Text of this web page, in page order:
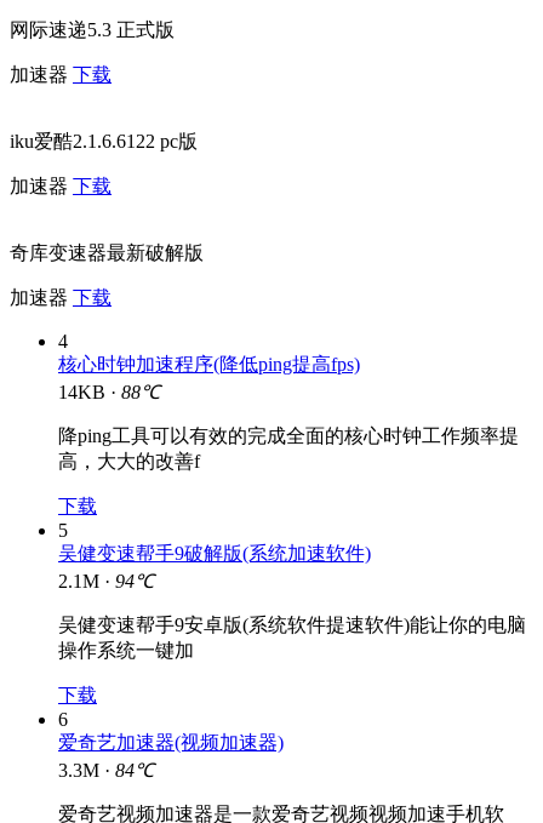
网际速递5.3 正式版
加速器 下载
iku爱酷2.1.6.6122 pc版
加速器 下载
奇库变速器最新破解版
加速器 下载
4
核心时钟加速程序(降低ping提高fps)
14KB · 88℃
降ping工具可以有效的完成全面的核心时钟工作频率提
高，大大的改善f
下载
5
吴健变速帮手9破解版(系统加速软件)
2.1M · 94℃
吴健变速帮手9安卓版(系统软件提速软件)能让你的电脑
操作系统一键加
下载
6
爱奇艺加速器(视频加速器)
3.3M · 84℃
爱奇艺视频加速器是一款爱奇艺视频视频加速手机软